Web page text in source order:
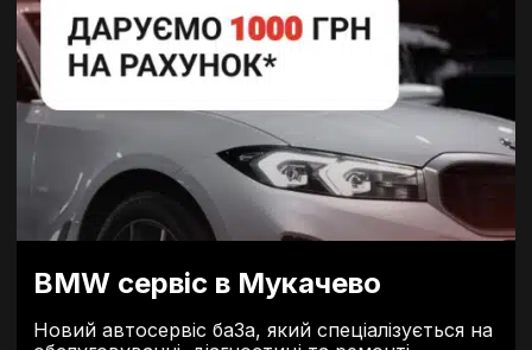
BMW сервіс в Мукачево
Новий автосервіс бa3a, який спеціалізується на